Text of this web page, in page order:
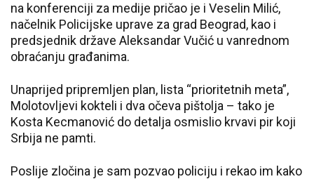
na konferenciji za medije pričao je i Veselin Milić,
načelnik Policijske uprave za grad Beograd, kao i
predsjednik države Aleksandar Vučić u vanrednom
obraćanju građanima.
Unaprijed pripremljen plan, lista “prioritetnih meta”,
Molotovljevi kokteli i dva očeva pištolja – tako je
Kosta Kecmanović do detalja osmislio krvavi pir koji
Srbija ne pamti.
Poslije zločina je sam pozvao policiju i rekao im kako